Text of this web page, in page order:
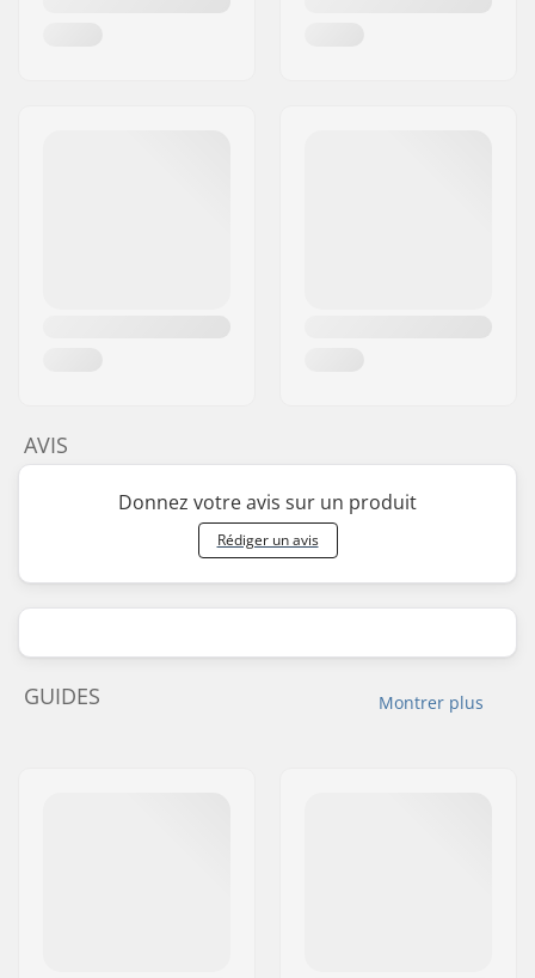
AVIS
Donnez votre avis sur un produit
Rédiger un avis
Montrer plus
GUIDES